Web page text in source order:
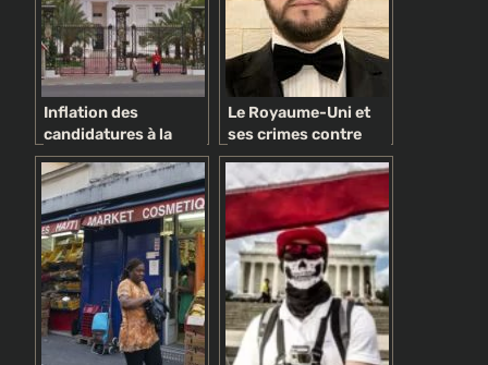
Inflation des
candidatures à la
présidentielle de
2019: candidatures
variées, intérêts
divers
Le Royaume-Uni et
ses crimes contre
l’humanité à travers
l’histoire